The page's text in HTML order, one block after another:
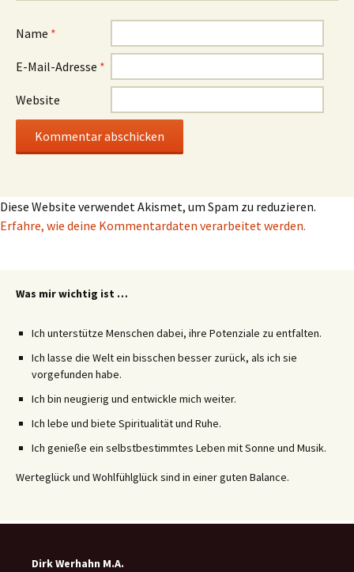
Name *
E-Mail-Adresse *
Website
Diese Website verwendet Akismet, um Spam zu reduzieren.
Erfahre, wie deine Kommentardaten verarbeitet werden.
Was mir wichtig ist …
Ich unterstütze Menschen dabei, ihre Potenziale zu entfalten.
Ich lasse die Welt ein bisschen besser zurück, als ich sie
vorgefunden habe.
Ich bin neugierig und entwickle mich weiter.
Ich lebe und biete Spiritualität und Ruhe.
Ich genieße ein selbstbestimmtes Leben mit Sonne und Musik.
Werteglück und Wohlfühlglück sind in einer guten Balance.
Dirk Werhahn M.A.